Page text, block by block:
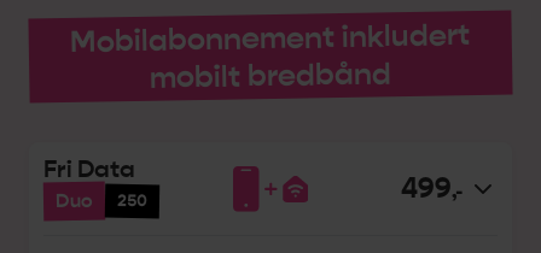
Mobilabonnement inkludert
mobilt bredbånd
Fri Data
Duo 250 499,-